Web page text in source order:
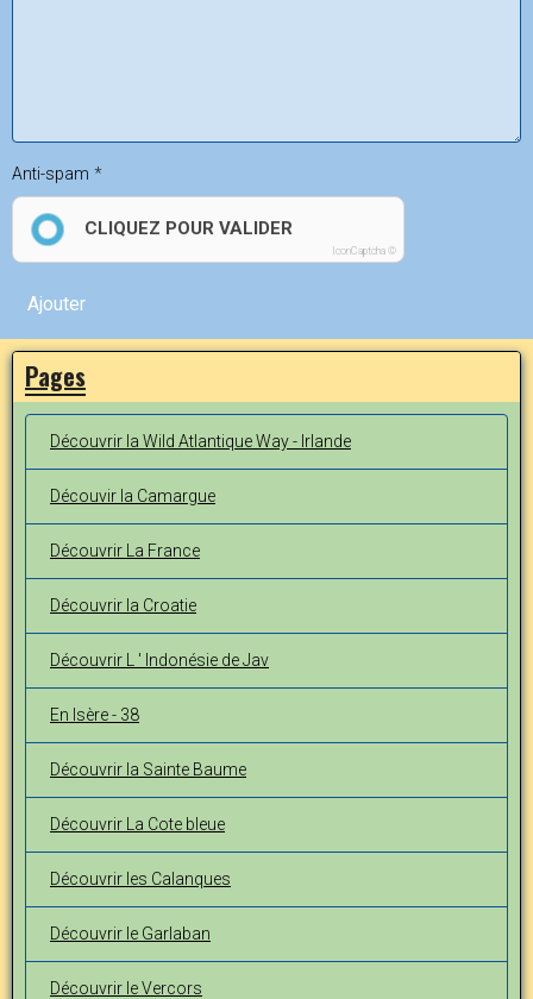
Anti-spam
CLIQUEZ POUR VALIDER
IconCaptcha ©
Ajouter
Pages
Découvrir la Wild Atlantique Way - Irlande
Découvir la Camargue
Découvrir La France
Découvrir la Croatie
Découvrir L ' Indonésie de Jav
En Isère - 38
Découvrir la Sainte Baume
Découvrir La Cote bleue
Découvrir les Calanques
Découvrir le Garlaban
Découvrir le Vercors